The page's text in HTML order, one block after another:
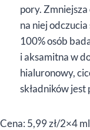
pory.
na niej
100% osób
i aksamitna w
hialuronowy,
składników
Cena: 5,99 zł/2×4 ml